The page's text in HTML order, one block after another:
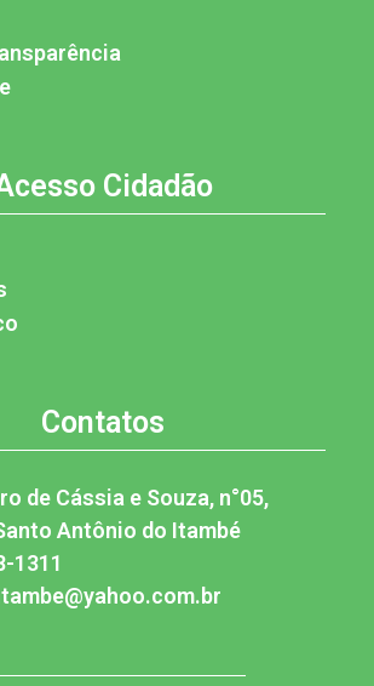
Cidadão
Contatos
de Cássia e Souza, n°05,
Antônio do Itambé
1311